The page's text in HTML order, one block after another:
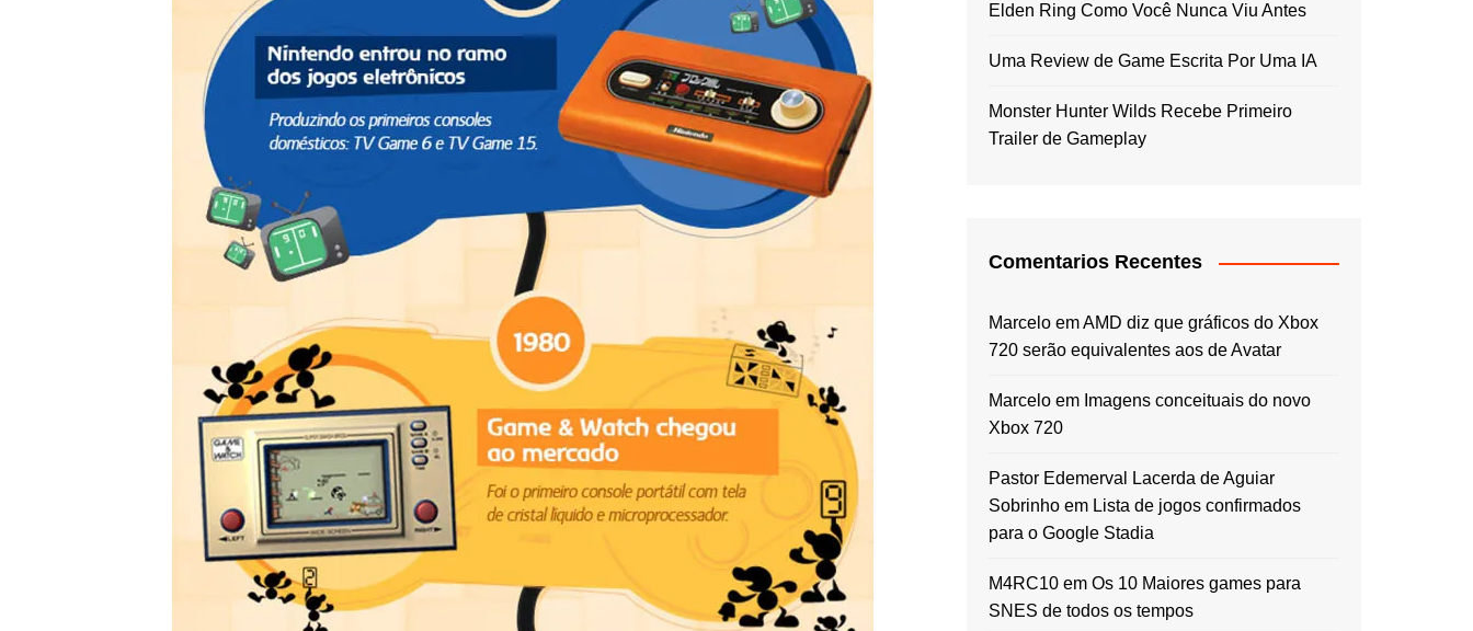
Elden Ring Como Você Nunca Viu Antes
Uma Review de Game Escrita Por Uma IA
Monster Hunter Wilds Recebe Primeiro
Trailer de Gameplay
Comentarios Recentes
Marcelo emAMD diz que gráficos do Xbox
720 serão equivalentes aos de Avatar
Marcelo em Imagens conceituais do novo
Xbox 720
Pastor Edemerval Lacerda de Aguiar
Sobrinho em Lista de jogos confirmados
para o Google Stadia
M4RC10 em Os 10 Maiores games para
SNES de todos os tempos